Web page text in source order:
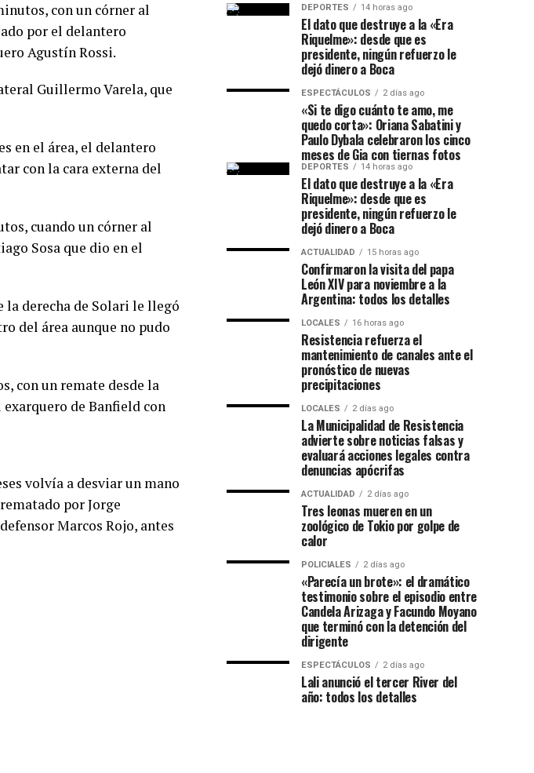
con un córner al
por el delantero
Agustín Rossi.
Guillermo Varela, que
en el área, el delantero
con la cara externa del
cuando un córner al
Sosa que dio en el
la derecha de Solari le llegó
del área aunque no pudo
con un remate desde la
de Banfield con
volvía a desviar un mano
por Jorge
Marcos Rojo, antes
DEPORTES 14 horas ago
El dato que destruye a la «Era
Riquelme»: desde que es
presidente, ningún refuerzo le
dejó dinero a Boca
ESPECTÁCULOS 2 días ago
«Si te digo cuánto te amo, me
quedo corta»: Oriana Sabatini y
Paulo Dybala celebraron los cinco
meses de Gia con tiernas fotos
DEPORTES 14 horas ago
El dato que destruye a la «Era
Riquelme»: desde que es
presidente, ningún refuerzo le
dejó dinero a Boca
ACTUALIDAD 15 horas ago
Confirmaron la visita del papa
León XIV para noviembre a la
Argentina: todos los detalles
LOCALES 16 horas ago
Resistencia refuerza el
mantenimiento de canales ante el
pronóstico de nuevas
precipitaciones
LOCALES 2 días ago
La Municipalidad de Resistencia
advierte sobre noticias falsas y
evaluará acciones legales contra
denuncias apócrifas
ACTUALIDAD 2 días ago
Tres leonas mueren en un
zoológico de Tokio por golpe de
calor
POLICIALES 2 días ago
«Parecía un brote»: el dramático
testimonio sobre el episodio entre
Candela Arizaga y Facundo Moyano
que terminó con la detención del
dirigente
ESPECTÁCULOS 2 días ago
Lali anunció el tercer River del
año: todos los detalles